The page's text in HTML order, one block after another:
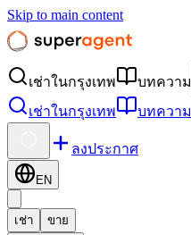
Skip to main content
เช่าในกรุงเทพ บทความ
เช่าในกรุงเทพ บทความ
ลงประกาศ
EN
เช่า ขาย